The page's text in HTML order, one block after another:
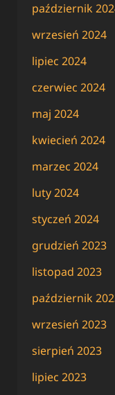
październik
wrzesień 2024
lipiec 2024
czerwiec 2024
maj 2024
kwiecień 2024
marzec 2024
luty 2024
styczeń 2024
grudzień 2023
listopad 2023
październik
wrzesień 2023
sierpień 2023
lipiec 2023